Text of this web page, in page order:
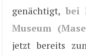
genächtigt,bei
Museum
jetzt bereits